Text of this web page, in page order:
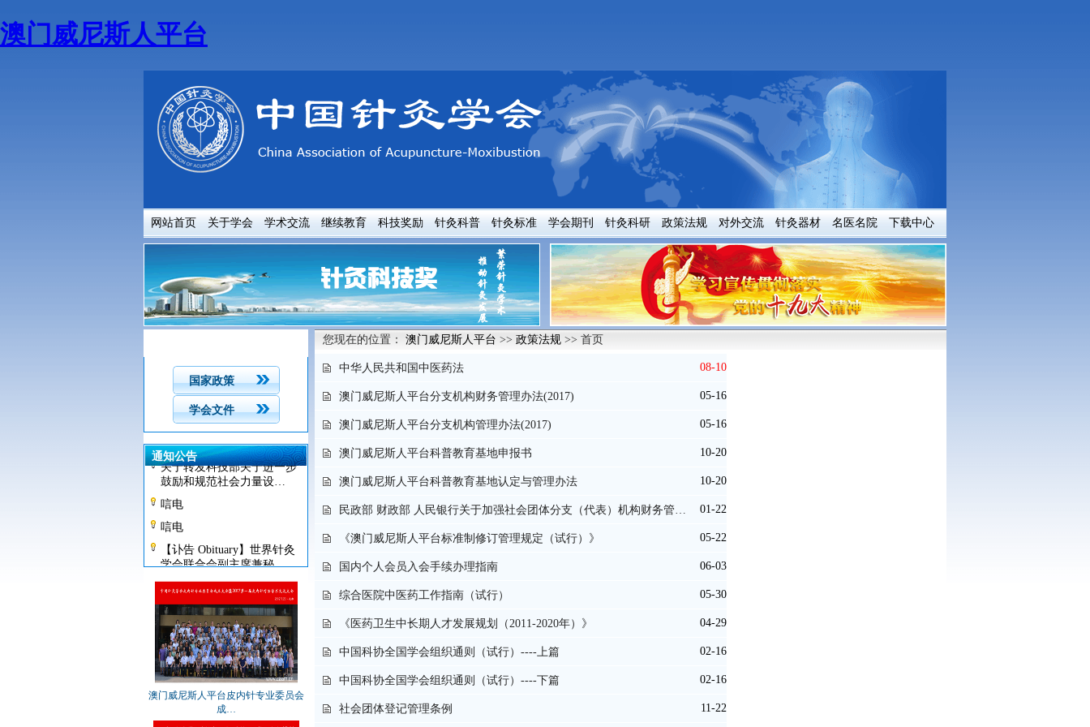
澳门威尼斯人平台
网站首页 关于学会 学术交流 继续教育 科技奖励 针灸科普 针灸标准 学会期刊 针灸科研 政策法规 对外交流 针灸器材 名医名院 下载中心
国家政策
学会文件
通知公告
关于转发中国科协关于印发
《科技工作者道德行为…
关于转发科技部关于进一步
鼓励和规范社会力量设…
唁电
唁电
【讣告 Obituary】世界针灸
学会联合会副主席兼秘…
关于邀请提名2018年度“世界
全国创新争先奖候选对象公
示
关于推选2017年中国科学院
和中国工程院院士候选…
关于表彰第六届澳门威尼斯
人平台科学技术奖获奖项
澳门威尼斯人平台皮内针专业委员会
成…
您现在的位置： 澳门威尼斯人平台 >> 政策法规 >> 首页
中华人民共和国中医药法 08-10
澳门威尼斯人平台分支机构财务管理办法(2017) 05-16
澳门威尼斯人平台分支机构管理办法(2017) 05-16
澳门威尼斯人平台科普教育基地申报书 10-20
澳门威尼斯人平台科普教育基地认定与管理办法 10-20
民政部 财政部 人民银行关于加强社会团体分支（代表）机构财务管… 01-22
《澳门威尼斯人平台标准制修订管理规定（试行）》 05-22
国内个人会员入会手续办理指南 06-03
综合医院中医药工作指南（试行） 05-30
《医药卫生中长期人才发展规划（2011-2020年）》 04-29
中国科协全国学会组织通则（试行）----上篇 02-16
中国科协全国学会组织通则（试行）----下篇 02-16
社会团体登记管理条例 11-22